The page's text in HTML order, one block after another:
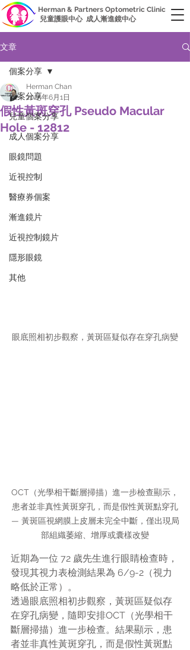
Herman & Partners Optometric Clinic
兒童護眼中心 成人漸進鏡中心
文章
個案分享
兒童個案分享
成人個案分享
眼鏡問題
近視控制
醫療券個案
漸進鏡片
近視控制鏡片
隱形眼鏡
其他
個案分享
假性黃斑穿孔 Pseudo Macular
Hole - 12812
Herman Chan
2025年6月1日
眼底照相初步觀察，黃斑區疑似存在穿孔病變
OCT（光學相干斷層掃描）進一步檢查顯示，
患者並非真性黃斑穿孔，而是假性黃斑點穿孔
— 黃斑區視網膜上皮層未完全中斷，僅出現局
部組織萎縮、增厚或囊樣改變
近期為一位 72 歲先生進行眼睛檢查時，
發現其視力表檢測結果為 6/9-2（視力
略低於正常）。
透過眼底照相初步觀察，黃斑區疑似存
在穿孔病變，隨即安排OCT（光學相干
斷層掃描）進一步檢查。結果顯示，患
者並非真性黃斑穿孔，而是假性黃斑點